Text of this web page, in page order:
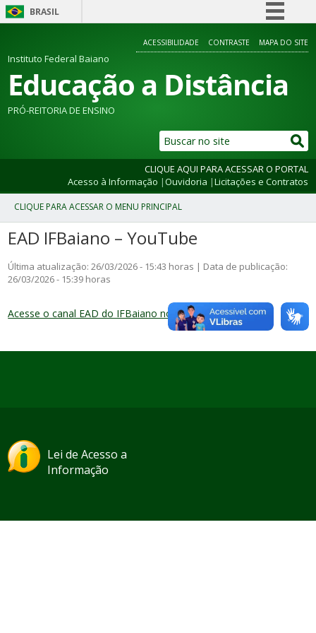
BRASIL
Participe
Canais
ACESSIBILIDADE CONTRASTE MAPA DO SITE
Instituto Federal Baiano
Educação a Distância
PRÓ-REITORIA DE ENSINO
CLIQUE AQUI PARA ACESSAR O PORTAL
Acesso à Informação |Ouvidoria |Licitações e Contratos
EAD IFBaiano – YouTube
Última atualização: 26/03/2026 - 15:43 horas | Data de publicação:
26/03/2026 - 15:39 horas
Acesse o canal EAD do IFBaiano no Youtube
Lei de Acesso a
Informação